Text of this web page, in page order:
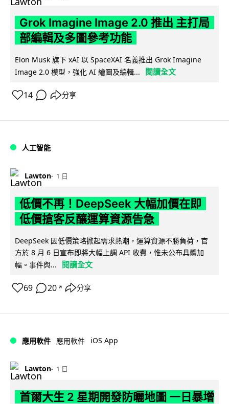
Grok Imagine Image 2.0 推出 主打局
部編輯及多圖參考功能
Elon Musk 旗下 xAI 以 SpaceXAI 名義推出 Grok Imagine
Image 2.0 模型，強化 AI 繪圖及編輯...
閱讀全文
14 分享
人工智能
Lawton 1 日
低價不再！DeepSeek 大幅加價在即
低價搶客反釀運算資源告急
DeepSeek 因低價策略掀起需求熱潮，運算資源不勝負荷，官
方於 8 月 6 日宣布即將大幅上調 API 收費，惟未公布具體加
幅。事件與...
閱讀全文
69 20 ↗ 分享
應用軟件 應用軟件 iOS App
Lawton 1 日
首爾大生 2 星期開發防曬地圖 一日暴增